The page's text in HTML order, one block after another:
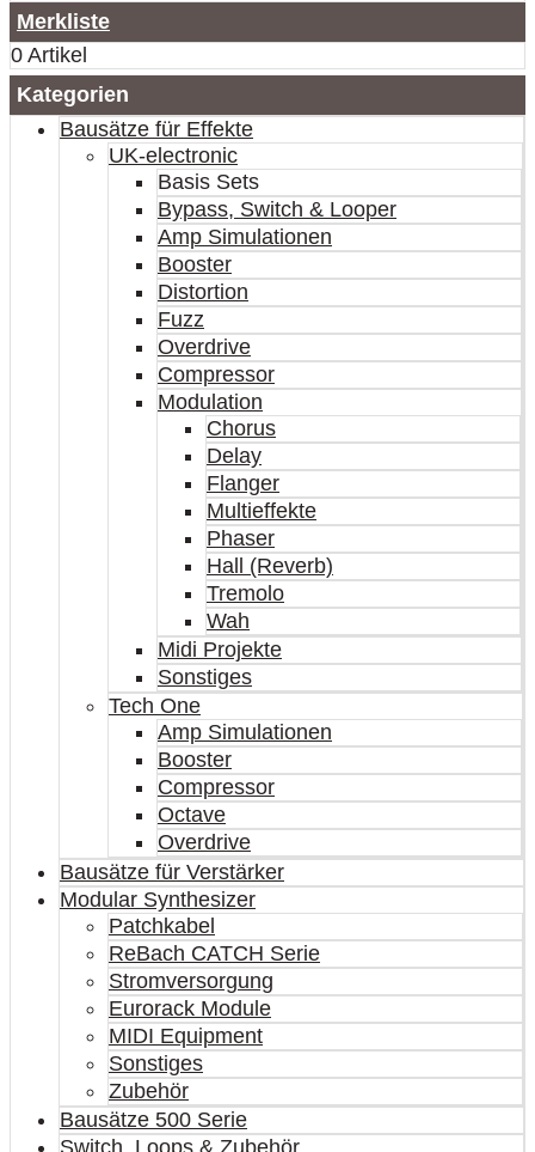
Merkliste
0 Artikel
Kategorien
Bausätze für Effekte
UK-electronic
Basis Sets
Bypass, Switch & Looper
Amp Simulationen
Booster
Distortion
Fuzz
Overdrive
Compressor
Modulation
Chorus
Delay
Flanger
Multieffekte
Phaser
Hall (Reverb)
Tremolo
Wah
Midi Projekte
Sonstiges
Tech One
Amp Simulationen
Booster
Compressor
Octave
Overdrive
Bausätze für Verstärker
Modular Synthesizer
Patchkabel
ReBach CATCH Serie
Stromversorgung
Eurorack Module
MIDI Equipment
Sonstiges
Zubehör
Bausätze 500 Serie